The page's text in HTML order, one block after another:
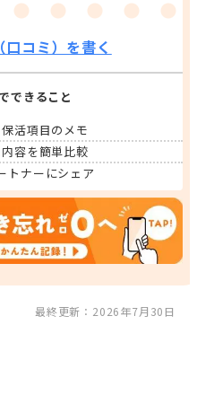
コミ）を書く
できること
活項目のメモ
容を簡単比較
トナーにシェア
最終更新：2026年7月30日